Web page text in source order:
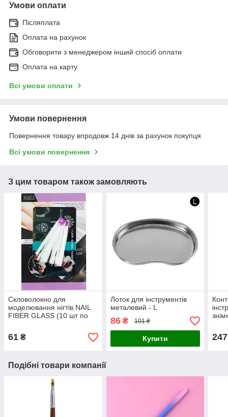
Умови оплати
Післяплата
Оплата на рахунок
Обговорити з менеджером інший спосіб оплати
Оплата на карту
Всі умови оплати
Умови повернення
Повернення товару впродовж 14 днів за рахунок покупця
Всі умови повернення
З цим товаром також замовляють
Скловолокно для
моделювання нігтів NAIL
FIBER GLASS (10 шт по
61 ₴
Лоток для інструментів
металевий - L
86₴ 101 ₴
Купити 247
Подібні товари компанії